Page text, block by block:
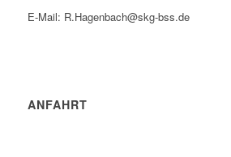
E-Mail: R.Hagenbach@skg-bss.de
ANFAHRT